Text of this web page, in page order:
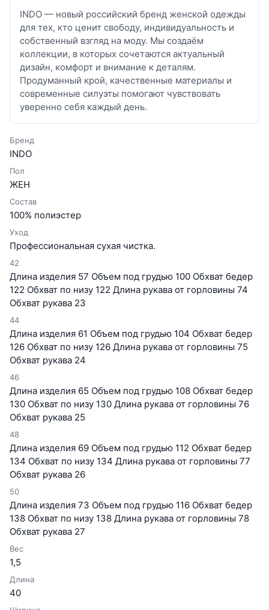
INDO — новый российский бренд женской одежды
для тех, кто ценит свободу, индивидуальность и
собственный взгляд на моду. Мы создаём
коллекции, в которых сочетаются актуальный
дизайн, комфорт и внимание к деталям.
Продуманный крой, качественные материалы и
современные силуэты помогают чувствовать
уверенно себя каждый день.
Бренд
INDO
Пол
ЖЕН
Состав
100% полиэстер
Уход
Профессиональная сухая чистка.
42
Длина изделия 57 Объем под грудью 100 Обхват бедер
122 Обхват по низу 122 Длина рукава от горловины 74
Обхват рукава 23
44
Длина изделия 61 Объем под грудью 104 Обхват бедер
126 Обхват по низу 126 Длина рукава от горловины 75
Обхват рукава 24
46
Длина изделия 65 Объем под грудью 108 Обхват бедер
130 Обхват по низу 130 Длина рукава от горловины 76
Обхват рукава 25
48
Длина изделия 69 Объем под грудью 112 Обхват бедер
134 Обхват по низу 134 Длина рукава от горловины 77
Обхват рукава 26
50
Длина изделия 73 Объем под грудью 116 Обхват бедер
138 Обхват по низу 138 Длина рукава от горловины 78
Обхват рукава 27
Вес
1,5
Длина
40